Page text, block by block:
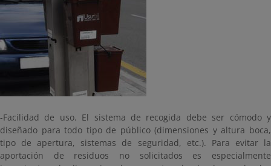
-Facilidad de uso. El sistema de recogida debe ser cómodo y
diseñado para todo tipo de público (dimensiones y altura boca,
tipo de apertura, sistemas de seguridad, etc.). Para evitar la
aportación de residuos no solicitados es especialmente